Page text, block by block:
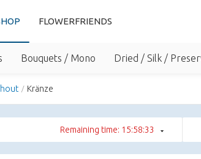
FLOWERFRIENDS
Bouquets / Mono Dried / Silk /
Kränze
Remaining time: 15:58:32